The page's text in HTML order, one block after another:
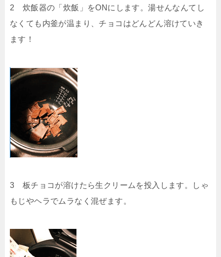
2 炊飯器の「炊飯」をONにします。湯せんなんてし
なくても内釜が温まり、チョコはどんどん溶けていき
ます！
3 板チョコが溶けたら生クリームを投入します。しゃ
もじやヘラでムラなく混ぜます。